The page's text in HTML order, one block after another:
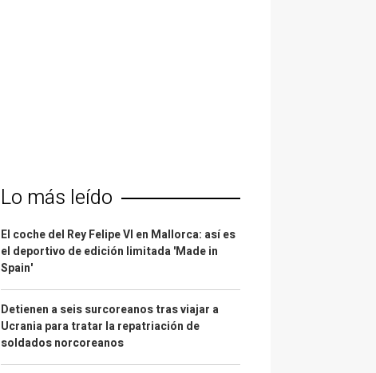
Lo más leído
El coche del Rey Felipe VI en Mallorca: así es
el deportivo de edición limitada 'Made in
Spain'
Detienen a seis surcoreanos tras viajar a
Ucrania para tratar la repatriación de
soldados norcoreanos